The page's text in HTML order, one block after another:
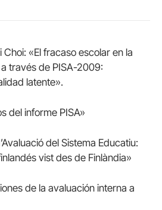
«El fracaso escolar en la
través de PISA-2009:
latente».
del informe PISA»
del Sistema Educatiu:
vist des de Finlàndia»
de la avaluación interna a